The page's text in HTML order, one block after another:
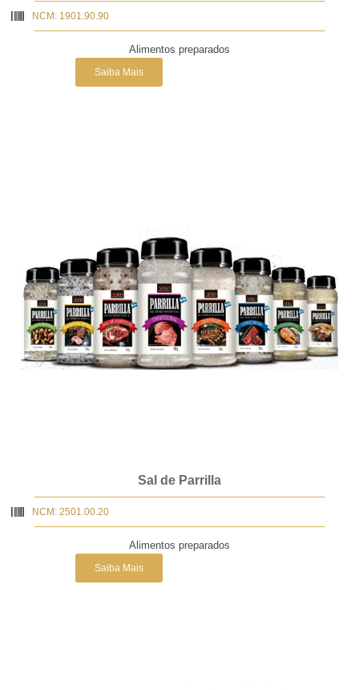
NCM: 1901.90.90
Alimentos preparados
Saiba Mais
Sal de Parrilla
NCM: 2501.00.20
Alimentos preparados
Saiba Mais